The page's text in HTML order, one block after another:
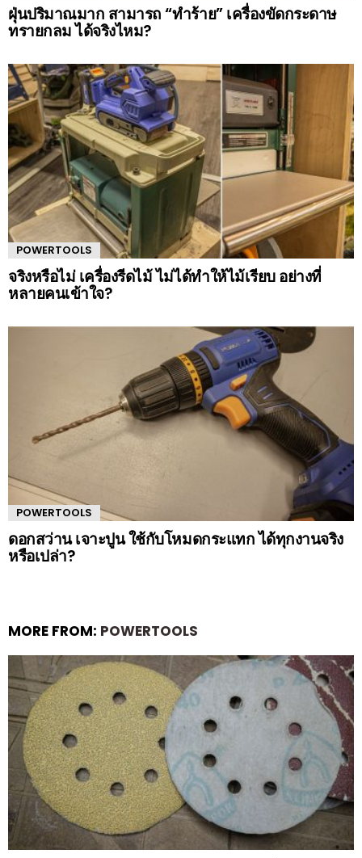
ฝุ่นปริมาณมาก สามารถ “ทำร้าย” เครื่องขัดกระดาษ
ทรายกลม ได้จริงไหม?
POWERTOOLS
จริงหรือไม่ เครื่องรีดไม้ ไม่ได้ทำให้ไม้เรียบ อย่างที่
หลายคนเข้าใจ?
POWERTOOLS
ดอกสว่าน เจาะปูน ใช้กับโหมดกระแทก ได้ทุกงานจริง
หรือเปล่า?
MORE FROM: POWERTOOLS